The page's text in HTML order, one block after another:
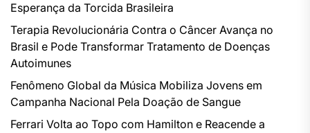
Esperança da Torcida Brasileira
Terapia Revolucionária Contra o Câncer Avança no
Brasil e Pode Transformar Tratamento de Doenças
Autoimunes
Fenômeno Global da Música Mobiliza Jovens em
Campanha Nacional Pela Doação de Sangue
Ferrari Volta ao Topo com Hamilton e Reacende a